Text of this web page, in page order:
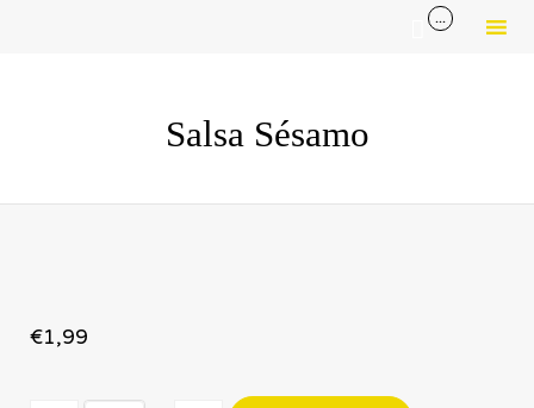
...
Salsa Sésamo
€1,99